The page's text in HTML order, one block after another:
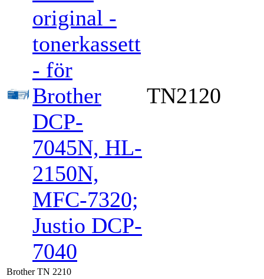
original -
tonerkassett
- för
Brother
DCP-
7045N, HL-
2150N,
MFC-7320;
Justio DCP-
7040
TN2120
Brother TN 2210